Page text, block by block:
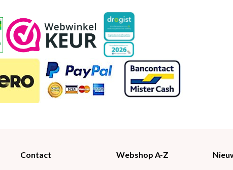
Contact Webshop A-Z